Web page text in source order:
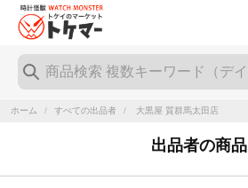
ホーム / すべての出品者 / 大黒屋 質群馬太田店
出品者の商品